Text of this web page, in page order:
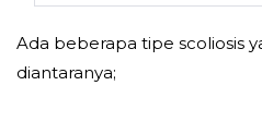
Ada beberapa tipe scoliosis
diantaranya;